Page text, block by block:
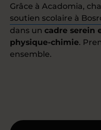
Grâce à Acadomia,
soutien scolaire à
dans un cadre serein
physique-chimie.
ensemble.